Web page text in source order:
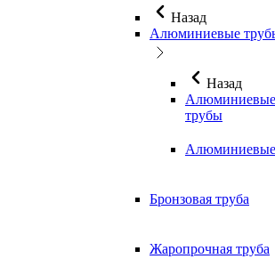
Назад
Алюминиевые
Назад
трубы
Бронзовая труба
Жаропрочная труба